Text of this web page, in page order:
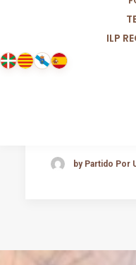
ILP
by Partido Por